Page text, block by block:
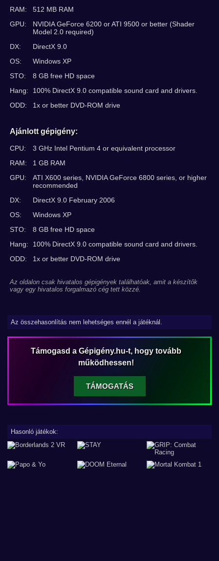
RAM:
512 MB RAM
GPU:
NVIDIA GeForce 6200 or ATI 9500 or better (Shader
Model 2.0 required)
DX:
DirectX 9.0
OS:
Windows XP
STO:
8 GB free HD space
Hang:
100% DirectX 9.0 compatible sound card and drivers.
ODD:
1x or better DVD-ROM drive
Ajánlott gépigény:
CPU:
3 GHz Intel Pentium 4 or equivalent processor
RAM:
1 GB RAM
GPU:
ATI X600 series, NVIDIA GeForce 6800 series, or higher
recommended
DX:
DirectX 9.0 February 2006
OS:
Windows XP
STO:
8 GB free HD space
Hang:
100% DirectX 9.0 compatible sound card and drivers.
ODD:
1x or better DVD-ROM drive
Az oldalon csak hivatalos gépigények találhatóak, amit a készítők
vagy egy hivatalos forgalmazó cég tett közzé.
Az összehasonlítás nem lehetséges ennél a játéknál.
Támogasd a Gépigény.hu-t, hogy tovább
működhessen!
TÁMOGATÁS
Hasonló játékok: